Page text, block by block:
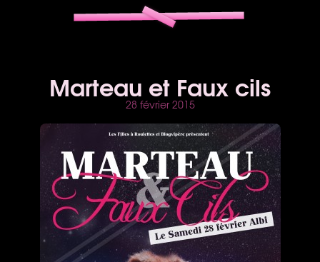
Marteau et Faux cils
28 février 2015